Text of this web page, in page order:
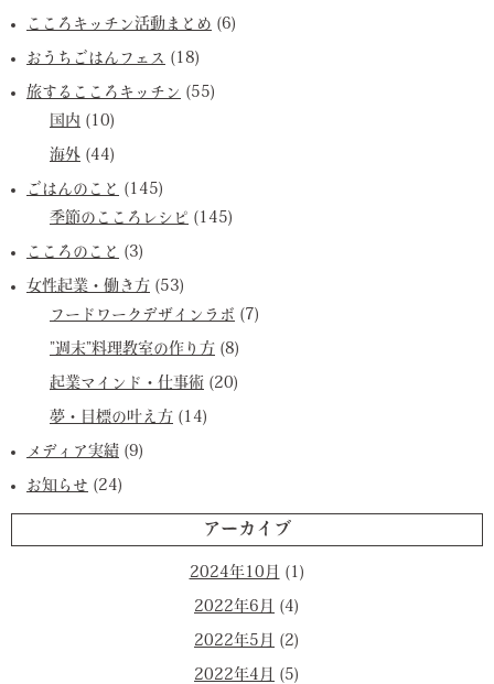
こころキッチン活動まとめ (6)
おうちごはんフェス (18)
旅するこころキッチン (55)
国内 (10)
海外 (44)
ごはんのこと (145)
季節のこころレシピ (145)
こころのこと (3)
女性起業・働き方 (53)
フードワークデザインラボ (7)
”週末”料理教室の作り方 (8)
起業マインド・仕事術 (20)
夢・目標の叶え方 (14)
メディア実績 (9)
お知らせ (24)
アーカイブ
2024年10月 (1)
2022年6月 (4)
2022年5月 (2)
2022年4月 (5)